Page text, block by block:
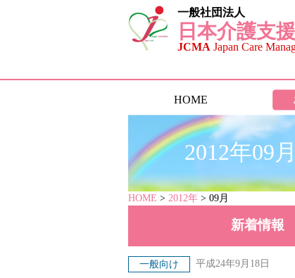
一般社団法人
日本介護支
JCMA Japan Care
HOME
2012年09
HOME > 2012年 > 09月
新着情報
一般向け 平成24年9月18日